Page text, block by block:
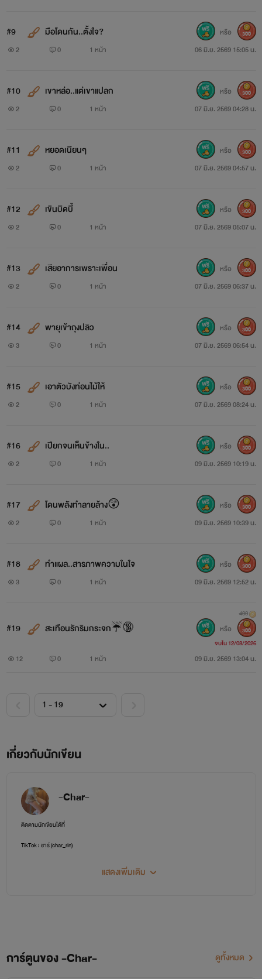
#9 มือโดนกัน..ตั้งใจ?
2 0 1 หน้า 06 มิ.ย. 2569 15:05 น.
หรือ 300
#10 เขาหล่อ..แต่เขาแปลก
2 0 1 หน้า 07 มิ.ย. 2569 04:28 น.
หรือ 300
#11 หยอดเนียนๆ
2 0 1 หน้า 07 มิ.ย. 2569 04:57 น.
หรือ 300
#12 เขินบิดบี้
2 0 1 หน้า 07 มิ.ย. 2569 05:07 น.
หรือ 300
#13 เสียอาการเพราะเพื่อน
2 0 1 หน้า 07 มิ.ย. 2569 06:37 น.
หรือ 300
#14 พายุเข้าถุงปลิว
3 0 1 หน้า 07 มิ.ย. 2569 06:54 น.
หรือ 300
#15 เอาตัวบังท่อนไม้ให้
2 0 1 หน้า 07 มิ.ย. 2569 08:24 น.
หรือ 300
#16 เปียกจนเห็นข้างใน..
2 0 1 หน้า 09 มิ.ย. 2569 10:19 น.
หรือ 300
#17 โดนพลังทำลายล้าง😲
2 0 1 หน้า 09 มิ.ย. 2569 10:39 น.
หรือ 300
#18 ทำแผล..สารภาพความในใจ
3 0 1 หน้า 09 มิ.ย. 2569 12:52 น.
หรือ 300
#19 สะเทือนรักริมกระจก☔️🔞
12 0 1 หน้า 09 มิ.ย. 2569 13:04 น.
400
หรือ 300
จบใน 12/08/2026
เกี่ยวกับนักเขียน
-Char-
ติดตามนักเขียนได้ที่
TikTok : ชาร์ (char_rin)
แสดงเพิ่มเติม
การ์ตูนของ -Char- ดูทั้งหมด